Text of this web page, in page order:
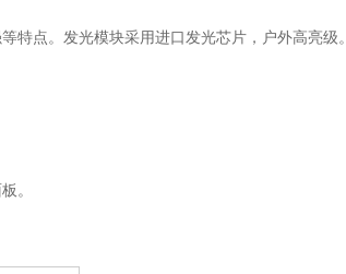
特点。发光模块采用进口发光芯片，户外高亮级。
。